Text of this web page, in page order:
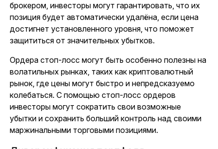
брокером, инвесторы могут гарантировать, что их
позиция будет автоматически удалёна, если цена
достигнет установленного уровня, что поможет
защититься от значительных убытков.
Ордера стоп-лосс могут быть особенно полезны на
волатильных рынках, таких как криптовалютный
рынок, где цены могут быстро и непредсказуемо
колебаться. С помощью стоп-лосс ордеров
инвесторы могут сократить свои возможные
убытки и сохранить больший контроль над своими
маржинальными торговыми позициями.